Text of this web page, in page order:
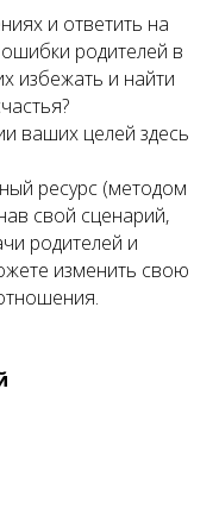
и ответить на
родителей в
избежать и найти
ваших целей здесь
ресурс (методом
свой сценарий,
родителей и
изменить свою